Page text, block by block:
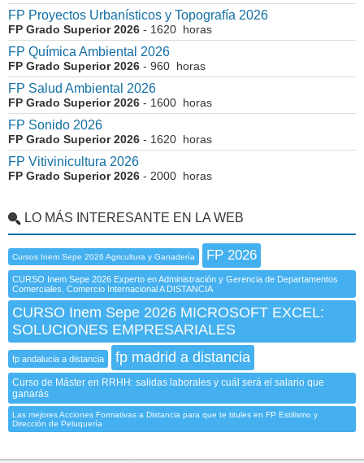
FP Proyectos Urbanísticos y Topografía 2026
FP Grado Superior 2026 - 1620 horas
FP Química Ambiental 2026
FP Grado Superior 2026 - 960 horas
FP Salud Ambiental 2026
FP Grado Superior 2026 - 1600 horas
FP Sonido 2026
FP Grado Superior 2026 - 1620 horas
FP Vitivinicultura 2026
FP Grado Superior 2026 - 2000 horas
LO MÁS INTERESANTE EN LA WEB
Cursos Inem Sepe 2026 Agricultura y Ganadería FP 2026
CURSO Inem Sepe 2026 Experto en Administración y Gerencia de Departamentos
Comerciales. Comercio Internacional A DISTANCIA
CURSO Inem Sepe 2026 MICROSOFT EXCEL:
SOLUCIONES EMPRESARIALES
fp andalucia a distancia fp madrid a distancia
Curso de Máster en RRHH: salidas laborales y cuál será el salario que
ganarás
Las mejores Acciones Formativas a Distancia para que te titules en FP Estilismo y
Dirección de Peluquería